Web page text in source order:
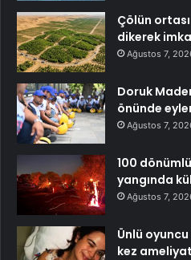
Çölün
dikerek
Ağustos 7,
Doruk
önünde
Ağustos 7,
100
yangında
Ağustos 7,
Ünlü
kez